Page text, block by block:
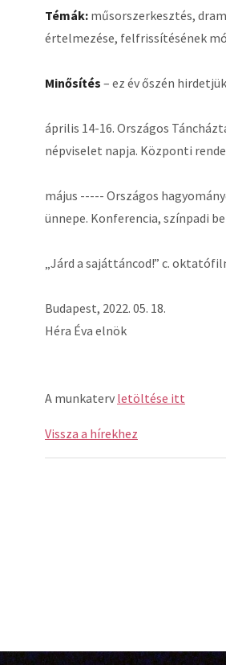
Témák: műsorszerkesztés,
értelmezése, felfrissítésének
Minősítés – ez év őszén
április 14-16. Országos
népviselet napja. Központi
május ----- Országos
ünnepe. Konferencia, színpadi
„Járd a sajáttáncod!” c.
Budapest, 2022. 05. 18.
Héra Éva elnök
A munkaterv letöltése itt
Vissza a hírekhez